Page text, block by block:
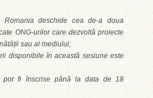
Romania deschide cea de-a doua
ONG-urilor care dezvoltă proiecte
sau al mediului;
disponibile în această sesiune este
pot fi înscrise până la data de 18